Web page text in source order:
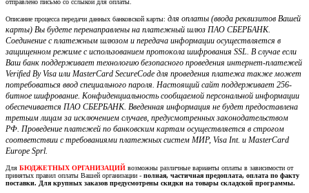
отправлено письмо со сслыкой для оплаты.
Описание процесса передачи данных банковской карты: для оплаты (ввода реквизитов Вашей
карты) Вы будете перенаправлены на платежный шлюз ПАО СБЕРБАНК.
Соединение с платежным шлюзом и передача информации осуществляется в
защищенном режиме с использованием протокола шифрования SSL. В случае если
Ваш банк поддерживает технологию безопасного проведения интернет-платежей
Verified By Visa или MasterCard SecureCode для проведения платежа также может
потребоваться ввод специального пароля. Настоящий сайт поддерживает 256-
битное шифрование. Конфиденциальность сообщаемой персональной информации
обеспечивается ПАО СБЕРБАНК. Введенная информация не будет предоставлена
третьим лицам за исключением случаев, предусмотренных законодательством
РФ. Проведение платежей по банковским картам осуществляется в строгом
соответствии с требованиями платежных систем МИР, Visa Int. и MasterCard
Europe Sprl.
Для БЮДЖЕТНЫХ ОРГАНИЗАЦИЙ возможны различные варианты оплаты в зависимости от
принятых правил оплаты Вашей организации - полная, частичная предоплата, оплата по факту
поставки. Для крупных заказов предусмотрены скидки на товары складской программы.